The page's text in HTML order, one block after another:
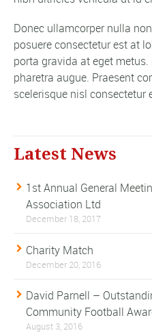
Donec ullamcorper nulla
posuere consectetur est at
porta gravida at eget
pharetra augue. Praesent
scelerisque nisl consectetur
Latest News
1st Annual General
Association Ltd
December 18, 2017
Charity Match
December 20, 2016
David Parnell –
Community Football
August 3, 2016